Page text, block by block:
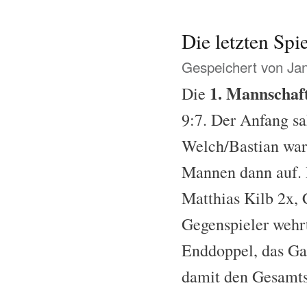
Die letzten
Gespeichert von
Die 1.
9:7. Der Anfang
Welch/Bastian
Mannen dann
Matthias Kilb 2x,
Gegenspieler
Enddoppel, das
damit den